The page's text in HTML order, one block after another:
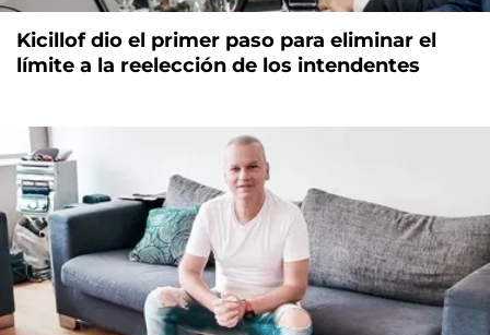
Kicillof dio el primer paso para eliminar el
límite a la reelección de los intendentes